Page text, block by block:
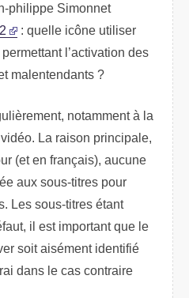
philippe Simonnet
: quelle icône utiliser
l’activation des
malentendants ?
notamment à la
La raison principale,
(et en français), aucune
aux sous-titres pour
Les sous-titres étant
il est important que le
soit aisément identifié
dans le cas contraire